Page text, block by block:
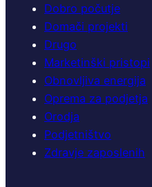
Dobro počutje
Domači projekti
Drugo
Marketinški pristopi
Obnovljiva energija
Oprema za podjetja
Orodja
Podjetništvo
Zdravje zaposlenih